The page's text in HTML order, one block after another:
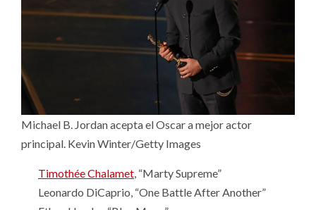
Michael B. Jordan acepta el Oscar a mejor actor
principal. Kevin Winter/Getty Images
Timothée Chalamet, “Marty Supreme”
Leonardo DiCaprio, “One Battle After Another”